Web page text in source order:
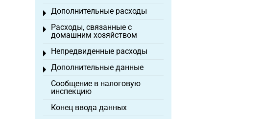
Дополнительные расходы
Toggle menu
Расходы, связанные с
домашним хозяйством
Toggle menu
Непредвиденные расходы
Toggle menu
Дополнительные данные
Toggle menu
Сообщение в налоговую
инспекцию
Конец ввода данных